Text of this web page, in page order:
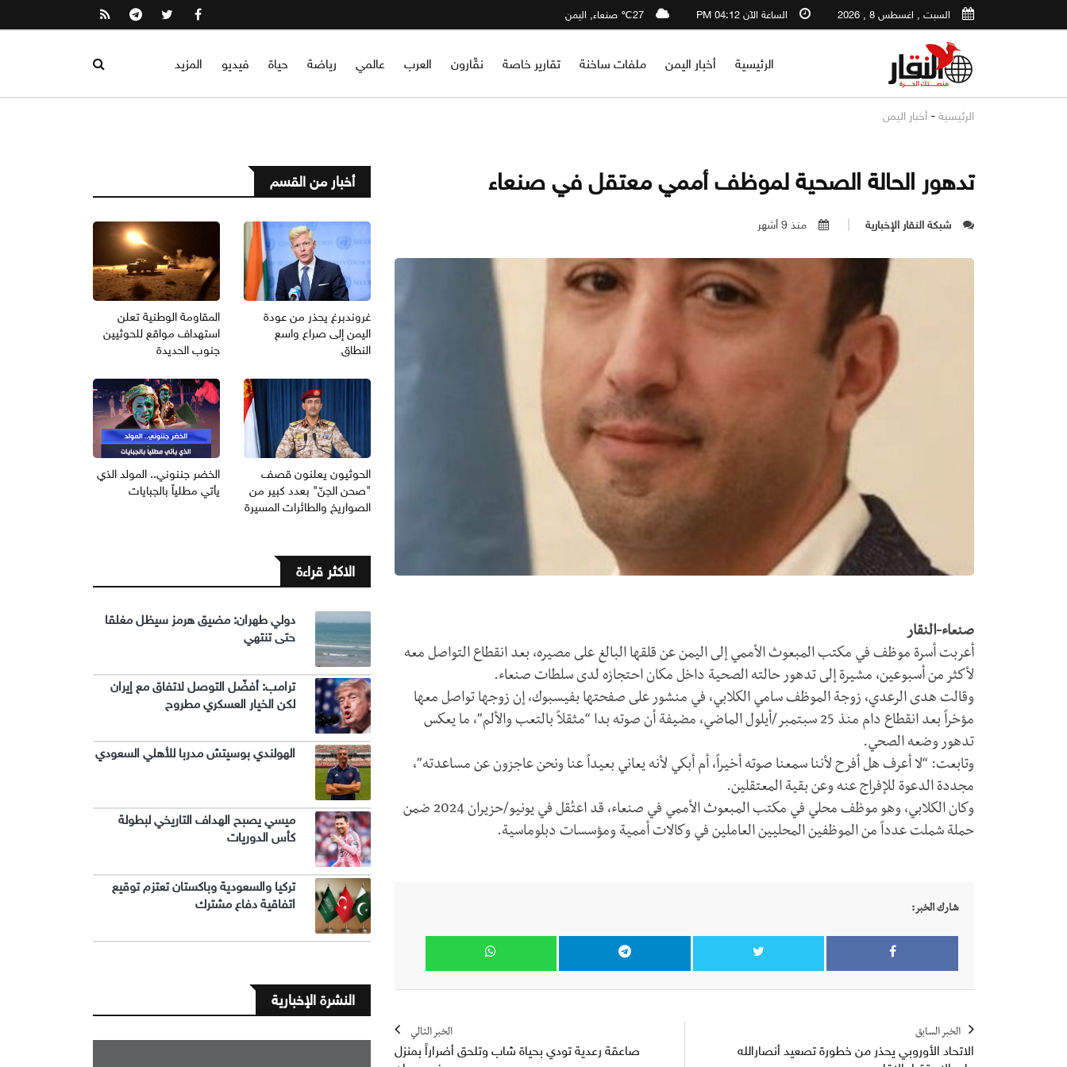
السبت , اغسطس 8 , 2026 الساعة الآن 04:12 PM 27℃ صنعاء, اليمن
الرئيسية أخبار اليمن ملفات ساخنة تقارير خاصة نقّارون العرب عالمي رياضة حياة فيديو المزيد
الرئيسية - أخبار اليمن
تدهور الحالة الصحية لموظف أممي معتقل في صنعاء
شبكة النقار الإخبارية منذ 9 أشهر
صنعاء-النقار
أعربت أسرة موظف في مكتب المبعوث الأممي إلى اليمن عن قلقها البالغ على مصيره، بعد انقطاع التواصل معه
لأكثر من أسبوعين، مشيرة إلى تدهور حالته الصحية داخل مكان احتجازه لدى سلطات صنعاء.
وقالت هدى الرعدي، زوجة الموظف سامي الكلابي، في منشور على صفحتها بفيسبوك، إن زوجها تواصل معها
مؤخراً بعد انقطاع دام منذ 25 سبتمبر/أيلول الماضي، مضيفة أن صوته بدا “مثقلاً بالتعب والألم”، ما يعكس
تدهور وضعه الصحي.
وتابعت: “لا أعرف هل أفرح لأننا سمعنا صوته أخيراً، أم أبكي لأنه يعاني بعيداً عنا ونحن عاجزون عن مساعدته”،
مجددة الدعوة للإفراج عنه وعن بقية المعتقلين.
وكان الكلابي، وهو موظف محلي في مكتب المبعوث الأممي في صنعاء، قد اعتُقل في يونيو/حزيران 2024 ضمن
حملة شملت عدداً من الموظفين المحليين العاملين في وكالات أممية ومؤسسات دبلوماسية.
شارك الخبر:
الخبر السابق
الاتحاد الأوروبي يحذر من خطورة تصعيد أنصارالله
الخبر التالي
صاعقة رعدية تودي بحياة شاب وتلحق أضراراً بمنزل
أخبار من القسم
غروندبرغ يحذر من عودة
اليمن إلى صراع واسع
النطاق
المقاومة الوطنية تعلن
استهداف مواقع للحوثيين
جنوب الحديدة
الحوثيون يعلنون قصف
"صحن الجنّ" بعدد كبير من
الصواريخ والطائرات المسيرة
الخضر جننوني.. المولد الذي
يأتي مطلياً بالجبايات
الاكثر قراءة
دولي طهران: مضيق هرمز سيظل مغلقا
حتى تنتهي
ترامب: أفضّل التوصل لاتفاق مع إيران
لكن الخيار العسكري مطروح
الهولندي بوسيتش مدربا للأهلي السعودي
ميسي يصبح الهداف التاريخي لبطولة
كأس الدوريات
تركيا والسعودية وباكستان تعتزم توقيع
اتفاقية دفاع مشترك
النشرة الإخبارية